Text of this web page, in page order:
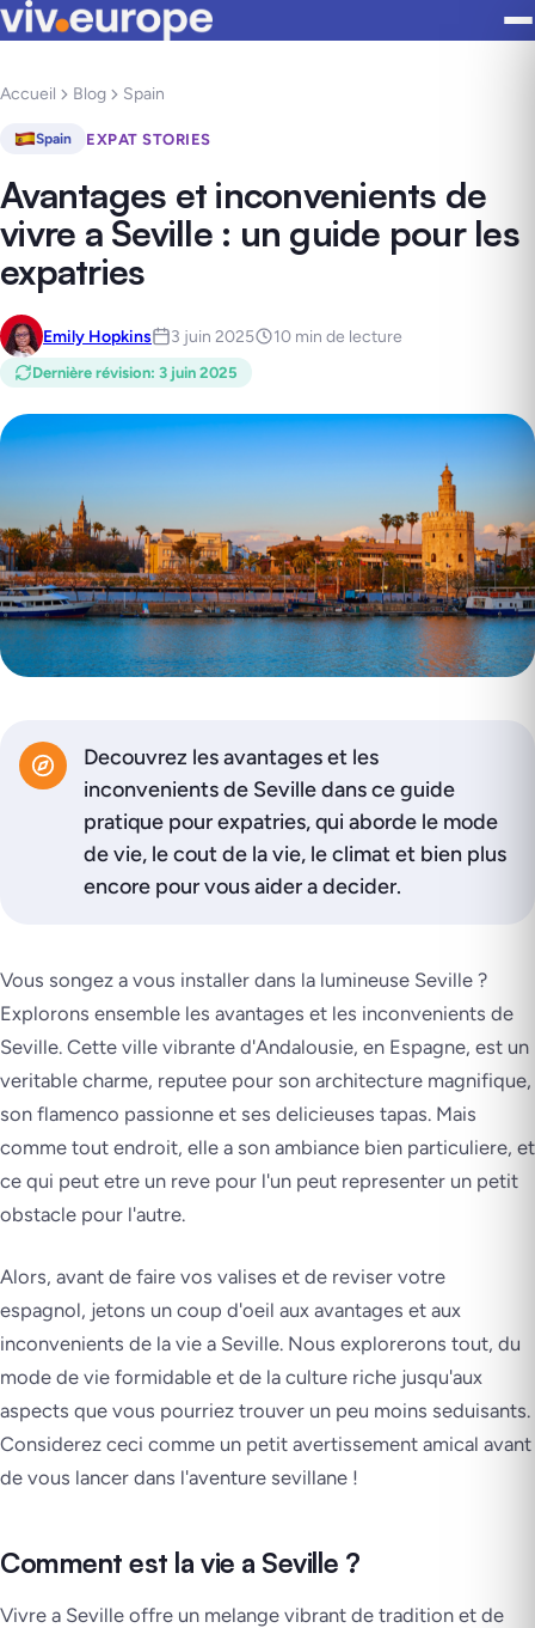
Accueil Blog Spain
Spain EXPAT STORIES
Avantages et inconvenients de
vivre a Seville : un guide pour les
expatries
Emily Hopkins 3 juin 2025 10 min de lecture
Dernière révision: 3 juin 2025
Decouvrez les avantages et les
inconvenients de Seville dans ce guide
pratique pour expatries, qui aborde le mode
de vie, le cout de la vie, le climat et bien plus
encore pour vous aider a decider.
Vous songez a vous installer dans la lumineuse Seville ?
Explorons ensemble les avantages et les inconvenients de
Seville. Cette ville vibrante d'Andalousie, en Espagne, est un
veritable charme, reputee pour son architecture magnifique,
son flamenco passionne et ses delicieuses tapas. Mais
comme tout endroit, elle a son ambiance bien particuliere, et
ce qui peut etre un reve pour l'un peut representer un petit
obstacle pour l'autre.
Alors, avant de faire vos valises et de reviser votre
espagnol, jetons un coup d'oeil aux avantages et aux
inconvenients de la vie a Seville. Nous explorerons tout, du
mode de vie formidable et de la culture riche jusqu'aux
aspects que vous pourriez trouver un peu moins seduisants.
Considerez ceci comme un petit avertissement amical avant
de vous lancer dans l'aventure sevillane !
Comment est la vie a Seville ?
Vivre a Seville offre un melange vibrant de tradition et de